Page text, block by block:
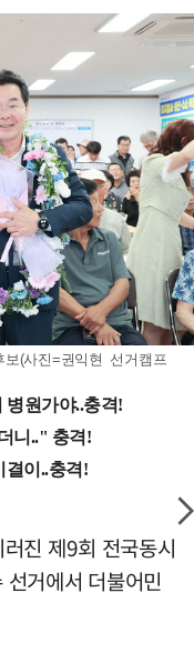
(사진=권익현 선거캠프
진 제9회 전국동시
거에서 더불어민